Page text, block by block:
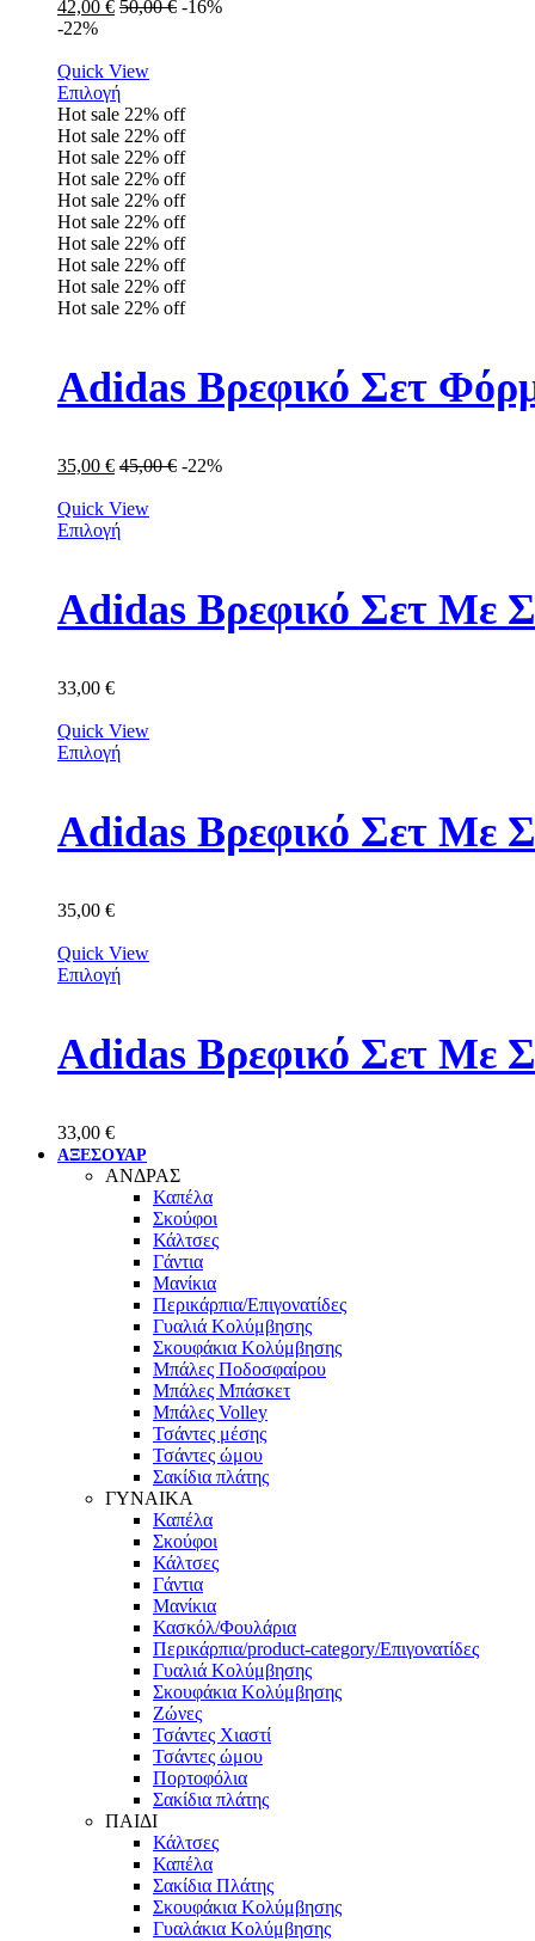
42,00 € 50,00€ -16%
-22%
Quick View
Επιλογή
Hot sale 22% off
Hot sale 22% off
Hot sale 22% off
Hot sale 22% off
Hot sale 22% off
Hot sale 22% off
Hot sale 22% off
Hot sale 22% off
Hot sale 22% off
Hot sale 22% off
Adidas Βρεφικό Σετ
35,00 € 45,00€ -22%
Quick View
Επιλογή
Adidas Βρεφικό Σετ Με
33,00 €
Quick View
Επιλογή
Adidas Βρεφικό Σετ Με
35,00 €
Quick View
Επιλογή
Adidas Βρεφικό Σετ Με
33,00 €
ΑΞΕΣΟΥΑΡ
ΑΝΔΡΑΣ
Καπέλα
Σκούφοι
Κάλτσες
Γάντια
Μανίκια
Περικάρπια/Επιγονατίδες
Γυαλιά Κολύμβησης
Σκουφάκια Κολύμβησης
Μπάλες Ποδοσφαίρου
Μπάλες Μπάσκετ
Μπάλες Volley
Τσάντες μέσης
Τσάντες ώμου
Σακίδια πλάτης
ΓΥΝΑΙΚΑ
Καπέλα
Σκούφοι
Κάλτσες
Γάντια
Μανίκια
Κασκόλ/Φουλάρια
Περικάρπια/product-category/Επιγονατίδες
Γυαλιά Κολύμβησης
Σκουφάκια Κολύμβησης
Ζώνες
Τσάντες Χιαστί
Τσάντες ώμου
Πορτοφόλια
Σακίδια πλάτης
ΠΑΙΔΙ
Κάλτσες
Καπέλα
Σακίδια Πλάτης
Σκουφάκια Κολύμβησης
Γυαλάκια Κολύμβησης